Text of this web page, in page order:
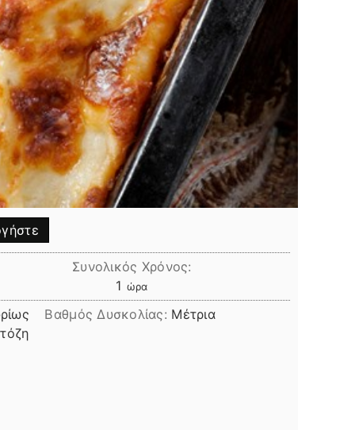
Συνολικός Χρόνος:
1 ώρα
ώρα
Βαθμός Δυσκολίας: Μέτρια